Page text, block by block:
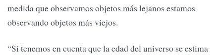
medida que observamos objetos más lejanos estamos
observando objetos más viejos.
“Si tenemos en cuenta que la edad del universo se estima